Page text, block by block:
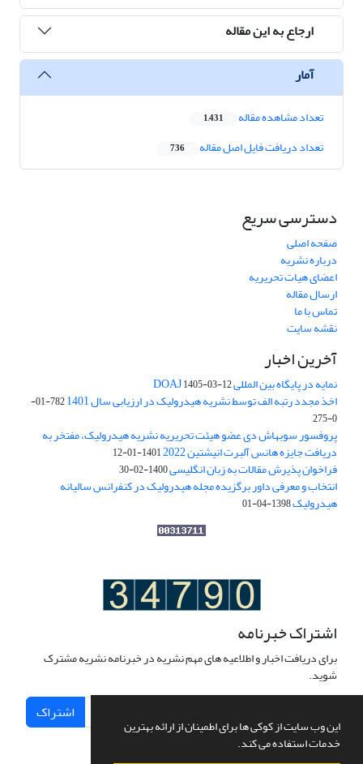
این وب سایت از کوکی ها برای اطمینان از ارائه بهترین
خدمات استفاده می کند.
ارجاع به این مقاله
آمار
تعداد مشاهده مقاله 1,431
تعداد دریافت فایل اصل مقاله 736
دسترسی سریع
صفحه اصلی
درباره نشریه
اعضای هیات تحریریه
ارسال مقاله
تماس با ما
نقشه سایت
آخرین اخبار
نمایه در پایگاه بین المللی DOAJ1405-03-12
اخذ مجدد رتبه الف توسط نشریه هیدرولیک در ارزیابی سال 1401
782-01-
0-275
پروفسور سوبهاش دی عضو هیئت تحریریه نشریه هیدرولیک، مفتخر به
دریافت جایزه هانس آلبرت انیشتین 2022 1401-01-12
فراخوان پذیرش مقالات به زبان انگلیسی1400-02-30
انتخاب و معرفی داور برگزیده مجله هیدرولیک در کنفرانس سالیانه
هیدرولیک1398-04-01
اشتراک خبرنامه
برای دریافت اخبار و اطلاعیه های مهم نشریه در خبرنامه نشریه مشترک
شوید.
اشتراک